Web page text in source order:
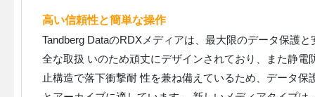
高い信頼性と簡単な操作
Tandberg DataのRDXメディアは、最大限のデータ保護と
全な取扱 いのため頑丈にデザインされており、また静電
止構造で落下衝撃耐 性を兼ね備えているため、データ保